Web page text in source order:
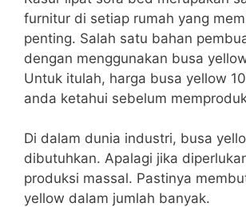
furnitur di setiap rumah yang
penting. Salah satu bahan
dengan menggunakan busa
Untuk itulah, harga busa yellow
anda ketahui sebelum
Di dalam dunia industri, busa
dibutuhkan. Apalagi jika
produksi massal. Pastinya
yellow dalam jumlah banyak.